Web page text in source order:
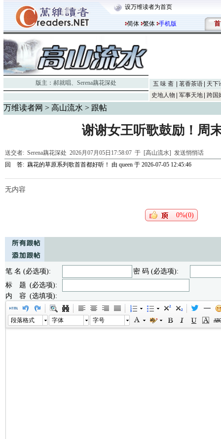
设万维读者为首页
简体 繁体 手机版 首
版主： 郝就唱、 Serena藕花深处 五 味 斋 茗香茶语
天下
史地人物
军事天地 跨国
万维读者网 > 高山流水 > 跟帖
谢谢女王听歌鼓励！周
送交者: Serena藕花深处 2026月07月05日17:58:07 于 [高山流水] 发送悄悄话
回 答: 藕花的草原系列歌首首都好听！ 由 queen 于 2026-07-05 12:45:46
无内容
0%(0)
笔 名 (必选项):
密 码 (必选项):
标 题 (必选项):
内 容 (选填项):
段落格式 字体 字号